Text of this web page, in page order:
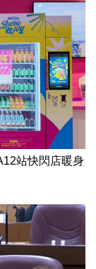
站快閃店暖身